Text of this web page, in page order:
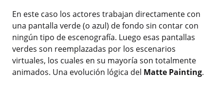
En este caso los actores trabajan directamente con
una pantalla verde (o azul) de fondo sin contar con
ningún tipo de escenografía. Luego esas pantallas
verdes son reemplazadas por los escenarios
virtuales, los cuales en su mayoría son totalmente
animados. Una evolución lógica del Matte Painting.